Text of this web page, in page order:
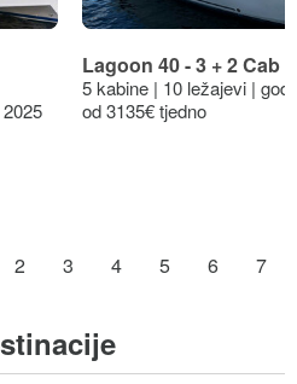
Lagoon 40 - 3 + 2 Cab
5 kabine | 10 ležajevi |
od 3135€ tjedno
2 3 4 5 6 7